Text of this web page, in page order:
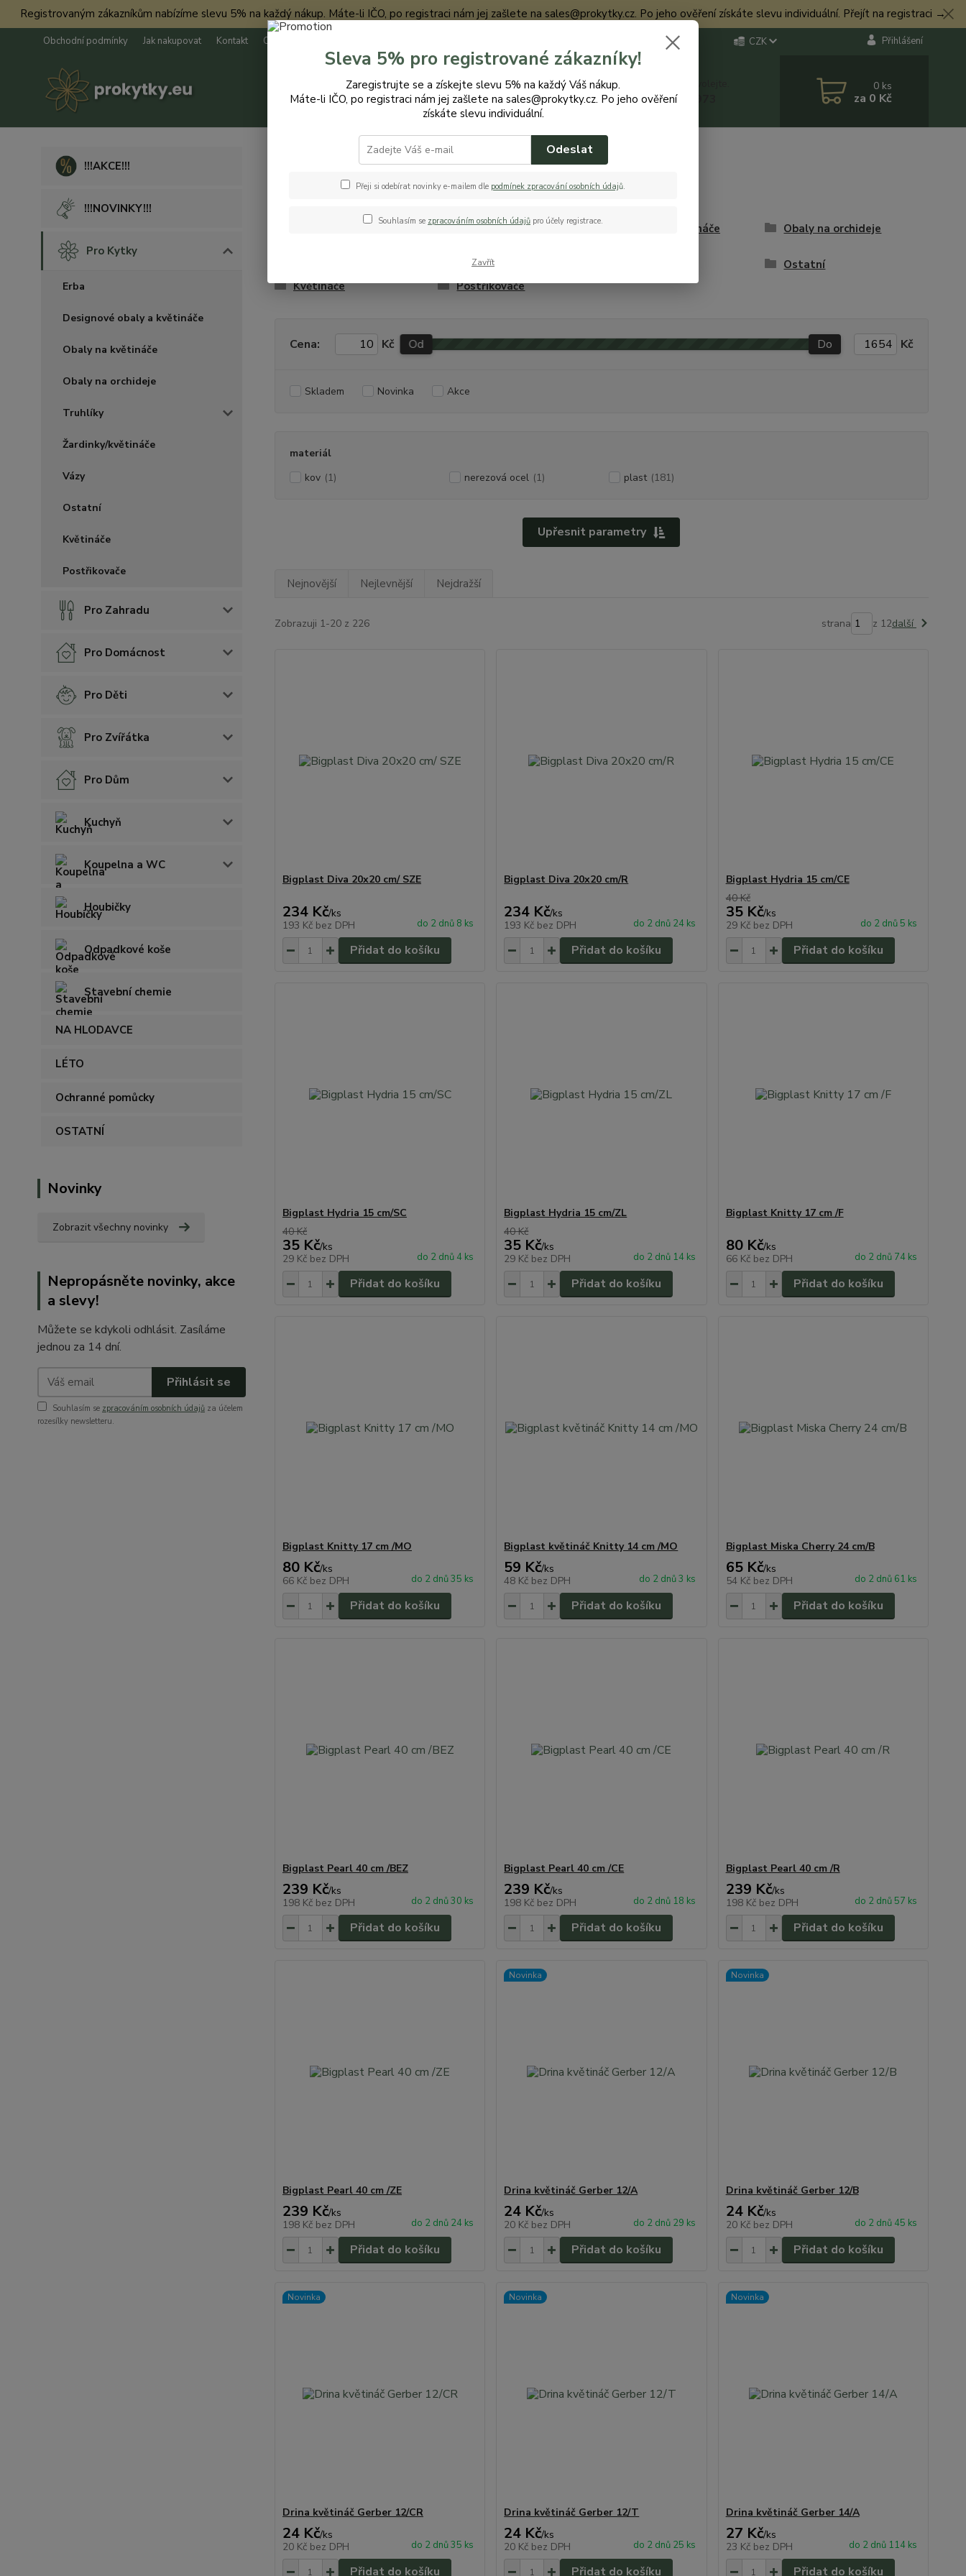
Registrovaným zákazníkům nabízíme slevu 5% na každý nákup. Máte-li IČO, po registraci nám jej zašlete na sales@prokytky.cz. Po jeho ověření získáte slevu individuální. Přejít na registraci →
Obchodní podmínky Jak nakupovat Kontakt O nás CZK Přihlášení
Hledat Nevíte si rady? Zavolejte.
+420 774 544 973
0 ks
za 0 Kč
!!!AKCE!!!
!!!NOVINKY!!!
Pro Kytky
Erba
Designové obaly a květináče
Obaly na květináče
Obaly na orchideje
Truhlíky
Žardinky/květináče
Vázy
Ostatní
Květináče
Postřikovače
Pro Zahradu
Pro Domácnost
Pro Děti
Pro Zvířátka
Pro Dům
Kuchyň
Koupelna a WC
Houbičky
Odpadkové koše
Stavební chemie
NA HLODAVCE
LÉTO
Ochranné pomůcky
OSTATNÍ
Novinky
Zobrazit všechny novinky
Nepropásněte novinky, akce
a slevy!
Můžete se kdykoli odhlásit. Zasíláme
jednou za 14 dní.
Přihlásit se
Souhlasím se zpracováním osobních údajů za účelem
rozesílky newsletteru.
Pro Kytky
Designové obaly a
Obaly na květináče Obaly na orchideje
Žardinky/květináče
Ostatní
Květináče
Postřikovače
Upřesnit parametry
Cena: Kč Od Do Kč
Skladem Novinka Akce
materiál
kov (1) nerezová ocel (1) plast (181)
Nejnovější Nejlevnější Nejdražší
Zobrazuji 1-20 z 226 strana z 12další
Bigplast Diva 20x20 cm/ SZE
234 Kč/ks
193 Kč bez DPH do 2 dnů 8 ks
Přidat do košíku
Bigplast Diva 20x20 cm/R
234 Kč/ks
193 Kč bez DPH do 2 dnů 24 ks
Přidat do košíku
Bigplast Hydria 15 cm/CE
40 Kč
35 Kč/ks
29 Kč bez DPH do 2 dnů 5 ks
Přidat do košíku
Bigplast Hydria 15 cm/SC
40 Kč
35 Kč/ks
29 Kč bez DPH do 2 dnů 4 ks
Přidat do košíku
Bigplast Hydria 15 cm/ZL
40 Kč
35 Kč/ks
29 Kč bez DPH do 2 dnů 14 ks
Přidat do košíku
Bigplast Knitty 17 cm /F
80 Kč/ks
66 Kč bez DPH do 2 dnů 74 ks
Přidat do košíku
Bigplast Knitty 17 cm /MO
80 Kč/ks
66 Kč bez DPH do 2 dnů 35 ks
Přidat do košíku
Bigplast květináč Knitty 14 cm /MO
59 Kč/ks
48 Kč bez DPH do 2 dnů 3 ks
Přidat do košíku
Bigplast Miska Cherry 24 cm/B
65 Kč/ks
54 Kč bez DPH do 2 dnů 61 ks
Přidat do košíku
Bigplast Pearl 40 cm /BEZ
239 Kč/ks
198 Kč bez DPH do 2 dnů 30 ks
Přidat do košíku
Bigplast Pearl 40 cm /CE
239 Kč/ks
198 Kč bez DPH do 2 dnů 18 ks
Přidat do košíku
Bigplast Pearl 40 cm /R
239 Kč/ks
198 Kč bez DPH do 2 dnů 57 ks
Přidat do košíku
Bigplast Pearl 40 cm /ZE
239 Kč/ks
198 Kč bez DPH do 2 dnů 24 ks
Přidat do košíku
Novinka
Drina květináč Gerber 12/A
24 Kč/ks
20 Kč bez DPH do 2 dnů 29 ks
Přidat do košíku
Novinka
Drina květináč Gerber 12/B
24 Kč/ks
20 Kč bez DPH do 2 dnů 45 ks
Přidat do košíku
Novinka
Drina květináč Gerber 12/CR
24 Kč/ks
20 Kč bez DPH do 2 dnů 35 ks
Přidat do košíku
Novinka
Drina květináč Gerber 12/T
24 Kč/ks
20 Kč bez DPH do 2 dnů 25 ks
Přidat do košíku
Novinka
Drina květináč Gerber 14/A
27 Kč/ks
23 Kč bez DPH do 2 dnů 114 ks
Přidat do košíku
Sleva 5% pro registrované zákazníky!
Zaregistrujte se a získejte slevu 5% na každý Váš nákup.
Máte-li IČO, po registraci nám jej zašlete na sales@prokytky.cz. Po jeho ověření
získáte slevu individuální.
Odeslat
Přeji si odebírat novinky e-mailem dle podmínek zpracování osobních údajů.
Souhlasím se zpracováním osobních údajů pro účely registrace.
Zavřít